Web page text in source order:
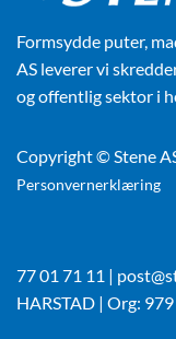
Formsydde puter,
AS leverer vi
og offentlig sektor i
Copyright © Stene
Personvernerklæring
77 01 71 11 |
HARSTAD | Org: